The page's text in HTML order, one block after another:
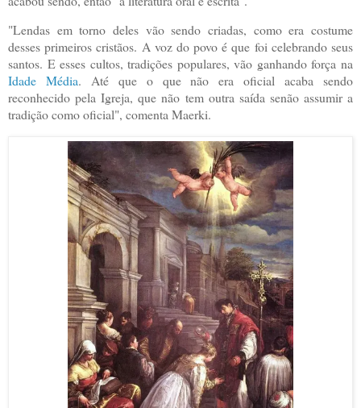
"Lendas em torno deles vão sendo criadas, como era costume
desses primeiros cristãos. A voz do povo é que foi celebrando seus
santos. E esses cultos, tradições populares, vão ganhando força na
Idade Média. Até que o que não era oficial acaba sendo
reconhecido pela Igreja, que não tem outra saída senão assumir a
tradição como oficial", comenta Maerki.